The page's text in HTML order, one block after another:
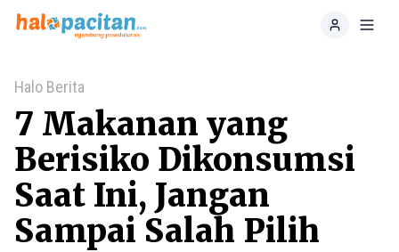
Home
Halo Berita
7 Makanan yang
Berisiko Dikonsumsi
Saat Ini, Jangan
Sampai Salah Pilih